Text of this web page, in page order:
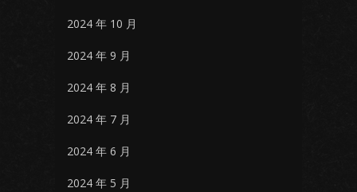
2024 年 10 月
2024 年 9 月
2024 年 8 月
2024 年 7 月
2024 年 6 月
2024 年 5 月